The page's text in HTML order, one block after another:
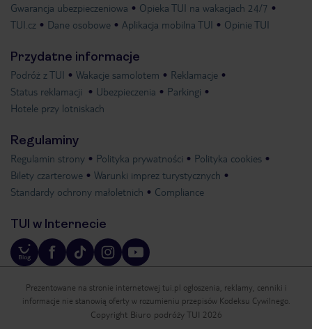
Gwarancja ubezpieczeniowa
Opieka TUI na wakacjach 24/7
TUI.cz
Dane osobowe Aplikacja mobilna TUI Opinie TUI
Przydatne informacje
Podróż z TUI Wakacje samolotem
Reklamacje
Status reklamacji
Ubezpieczenia
Parkingi
Hotele przy lotniskach
Regulaminy
Regulamin strony Polityka prywatności
Polityka cookies
Bilety czarterowe
Warunki imprez turystycznych
Standardy ochrony małoletnich
Compliance
TUI w Internecie
Prezentowane na stronie internetowej tui.pl ogłoszenia, reklamy, cenniki i
informacje nie stanowią oferty w rozumieniu przepisów Kodeksu Cywilnego.
Copyright Biuro podróży TUI 2026